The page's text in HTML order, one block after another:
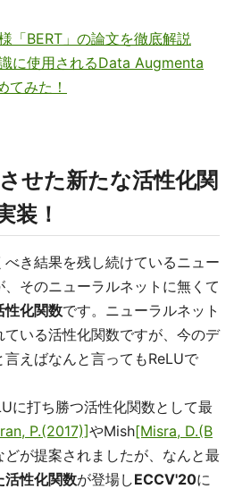
「BERT」の論文を徹底解説
識に使用されるData Augmenta
てみた！
せた新たな活性化関
装！
き結果を残し続けているニュー
そのニューラルネットに無くて
性化関数です。ニューラルネット
いる活性化関数ですが、今のデ
えばなんと言ってもReLUで
に打ち勝つ活性化関数として最
P.(2017)]やMish[Misra, D.(B
どが提案されましたが、なんと最
活性化関数が登場しECCV'20に